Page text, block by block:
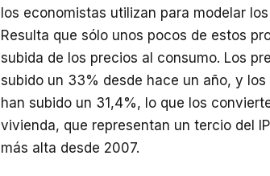
los economistas utilizan para modelar
Resulta que sólo unos pocos de estos
subida de los precios al consumo. Los
subido un 33% desde hace un año, y
han subido un 31,4%, lo que los
vivienda, que representan un tercio del
más alta desde 2007.